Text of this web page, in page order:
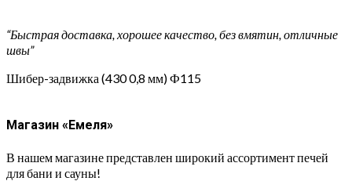
“Быстрая доставка, хорошее качество, без вмятин, отличные
швы”
Шибер-задвижка (430 0,8 мм) Ф115
Магазин «Емеля»
В нашем магазине представлен широкий ассортимент печей
для бани и сауны!